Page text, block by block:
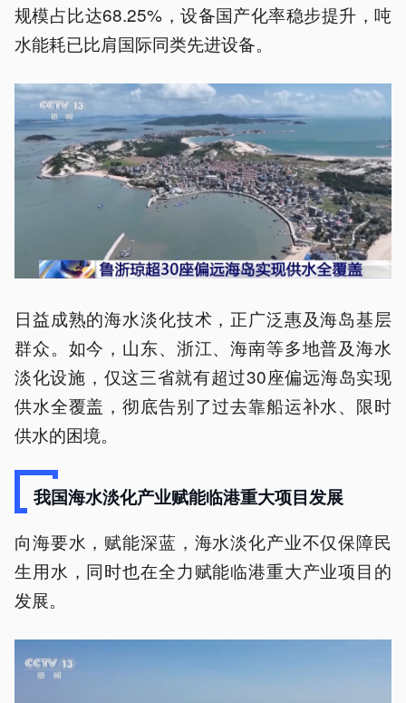
规模占比达68.25%，设备国产化率稳步提升，吨
水能耗已比肩国际同类先进设备。
日益成熟的海水淡化技术，正广泛惠及海岛基层
群众。如今，山东、浙江、海南等多地普及海水
淡化设施，仅这三省就有超过30座偏远海岛实现
供水全覆盖，彻底告别了过去靠船运补水、限时
供水的困境。
我国海水淡化产业赋能临港重大项目发展
向海要水，赋能深蓝，海水淡化产业不仅保障民
生用水，同时也在全力赋能临港重大产业项目的
发展。